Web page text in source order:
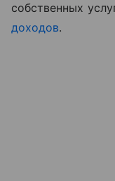
собственных
доходов.